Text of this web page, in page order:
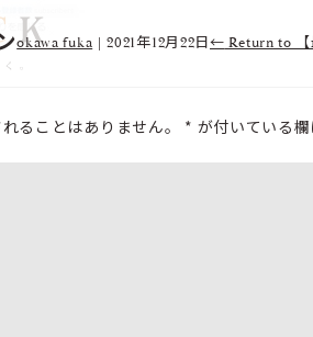
okawa fuka |2021年12月22日← Return to
ることはありません。 * が付いている